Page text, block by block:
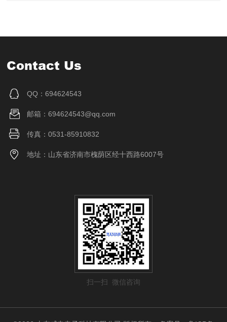
Contact Us
QQ：694624543
邮箱：694624543@qq.com
传真：0531-85910832
地址：山东省济南市槐荫区经十西路6007号
扫一扫 微信咨询